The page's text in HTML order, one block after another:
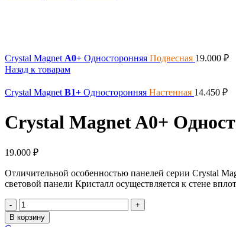
Crystal MagnetA0+ Односторонняя Подвесная 19.000 ₽
Назад к товарам
Crystal MagnetB1+ Односторонняя Настенная 14.450 ₽
Crystal MagnetA0+
19.000 ₽
Отличительной особенностью панелей серии Crystal
световой панели Кристалл осуществляется к стене
Количество
товара
Crystal
В корзину